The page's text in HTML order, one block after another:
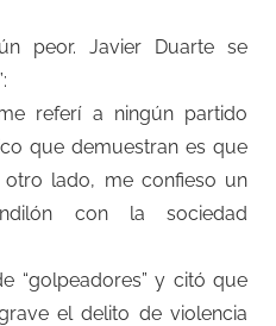
peor. Javier Duarte se
referí a ningún partido
que demuestran es que
lado, me confieso un
con la sociedad
“golpeadores” y citó que
el delito de violencia